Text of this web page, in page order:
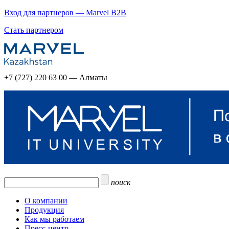
Вход для партнеров — Marvel B2B
Стать партнером
+7 (727) 220 63 00 — Алматы
поиск
О компании
Продукция
Как мы работаем